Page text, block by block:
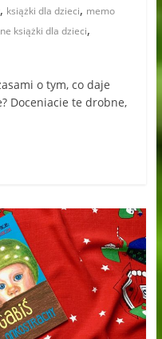
, książki dla dzieci, memo
książki dla dzieci,
o tym, co daje
Doceniacie te drobne,